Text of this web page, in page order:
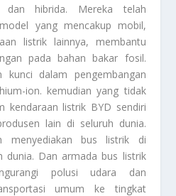
hibrida. Mereka telah
yang mencakup mobil,
listrik lainnya, membantu
pada bahan bakar fosil.
kunci dalam pengembangan
ion. kemudian yang tidak
kendaraan listrik BYD sendiri
lain di seluruh dunia.
menyediakan bus listrik di
dunia. Dan armada bus listrik
polusi udara dan
umum ke tingkat